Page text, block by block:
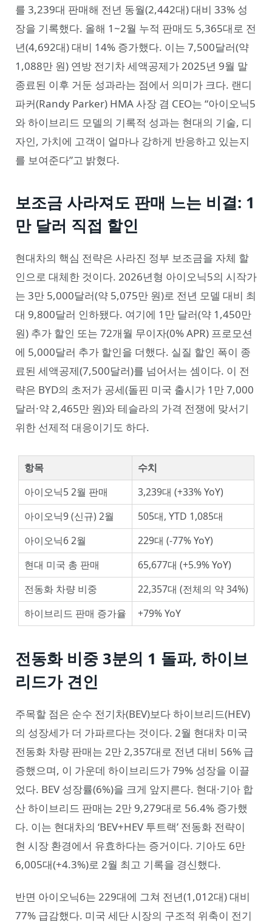
를 3,239대 판매해 전년 동월(2,442대) 대비 33% 성
장을 기록했다. 올해 1~2월 누적 판매도 5,365대로 전
년(4,692대) 대비 14% 증가했다. 이는 7,500달러(약
1,088만 원) 연방 전기차 세액공제가 2025년 9월 말
종료된 이후 거둔 성과라는 점에서 의미가 크다. 랜디
파커(Randy Parker) HMA 사장 겸 CEO는 “아이오닉5
와 하이브리드 모델의 기록적 성과는 현대의 기술, 디
자인, 가치에 고객이 얼마나 강하게 반응하고 있는지
를 보여준다”고 밝혔다.
보조금 사라져도 판매 느는 비결: 1
만 달러 직접 할인
현대차의 핵심 전략은 사라진 정부 보조금을 자체 할
인으로 대체한 것이다. 2026년형 아이오닉5의 시작가
는 3만 5,000달러(약 5,075만 원)로 전년 모델 대비 최
대 9,800달러 인하됐다. 여기에 1만 달러(약 1,450만
원) 추가 할인 또는 72개월 무이자(0% APR) 프로모션
에 5,000달러 추가 할인을 더했다. 실질 할인 폭이 종
료된 세액공제(7,500달러)를 넘어서는 셈이다. 이 전
략은 BYD의 초저가 공세(돌핀 미국 출시가 1만 7,000
달러·약 2,465만 원)와 테슬라의 가격 전쟁에 맞서기
위한 선제적 대응이기도 하다.
항목
수치
아이오닉5 2월 판매
3,239대 (+33% YoY)
아이오닉9 (신규) 2월
505대, YTD 1,085대
아이오닉6 2월
229대 (-77% YoY)
현대 미국 총 판매
65,677대 (+5.9% YoY)
전동화 차량 비중
22,357대 (전체의 약 34%)
하이브리드 판매 증가율
+79% YoY
전동화 비중 3분의 1 돌파, 하이브
리드가 견인
주목할 점은 순수 전기차(BEV)보다 하이브리드(HEV)
의 성장세가 더 가파르다는 것이다. 2월 현대차 미국
전동화 차량 판매는 2만 2,357대로 전년 대비 56% 급
증했으며, 이 가운데 하이브리드가 79% 성장을 이끌
었다. BEV 성장률(6%)을 크게 앞지른다. 현대·기아 합
산 하이브리드 판매는 2만 9,279대로 56.4% 증가했
다. 이는 현대차의 ‘BEV+HEV 투트랙’ 전동화 전략이
현 시장 환경에서 유효하다는 증거이다. 기아도 6만
6,005대(+4.3%)로 2월 최고 기록을 경신했다.
반면 아이오닉6는 229대에 그쳐 전년(1,012대) 대비
77% 급감했다. 미국 세단 시장의 구조적 위축이 전기